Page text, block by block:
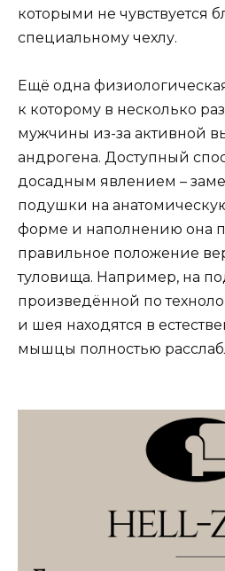
которыми не чувствуется
специальному чехлу.
Ещё одна
к которому в несколько
мужчины из-за активной
андрогена. Доступный
досадным явлением –
подушки на
форме и наполнению она
правильное положение
туловища. Например, на
произведённой по
и шея находятся в
мышцы полностью